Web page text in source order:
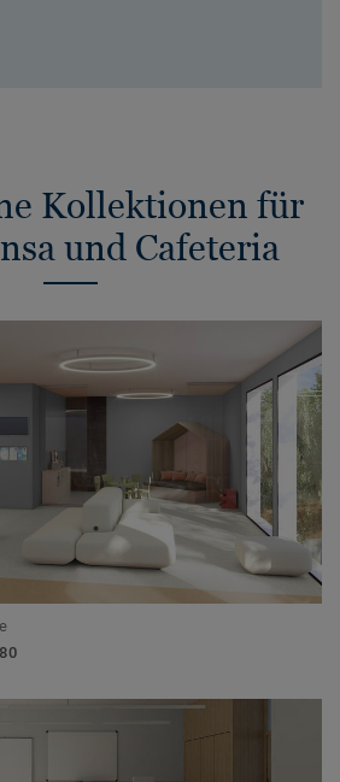
Kollektionen für
und Cafeteria